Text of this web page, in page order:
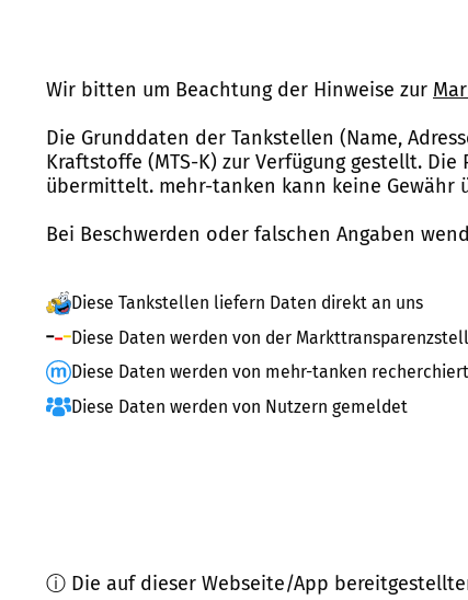
Wir bitten um Beachtung der Hinweise zur
Die Grunddaten der Tankstellen (Name,
Kraftstoffe (MTS-K) zur Verfügung gestellt.
übermittelt. mehr-tanken kann keine
Bei Beschwerden oder falschen Angaben
Diese Tankstellen liefern Daten direkt an uns
Diese Daten werden von der
Diese Daten werden von mehr-tanken recherchiert
Diese Daten werden von Nutzern gemeldet
ⓘ Die auf dieser Webseite/App